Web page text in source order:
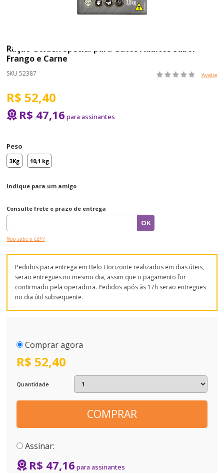
Ração Golden Special para Gatos Adultos Sabor
Frango e Carne
SKU 52387 Avalie
R$ 52,40
R$ 47,16
Peso
3Kg 10,1 kg
Indique para um amigo
Consulte frete e prazo de entrega
Não sabe o CEP?
Pedidos para entrega em Belo Horizonte realizados em dias úteis,
serão entregues no mesmo dia, assim que o pagamento for
confirmado pela operadora. Pedidos após às 17h serão entregues
no dia útil subsequente.
Comprar agora
R$ 52,40
Quantidade
COMPRAR
Assinar:
R$ 47,16